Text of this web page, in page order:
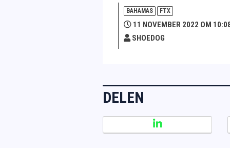
BAHAMAS FTX
11 NOVEMBER 2022 OM
SHOEDOG
DELEN